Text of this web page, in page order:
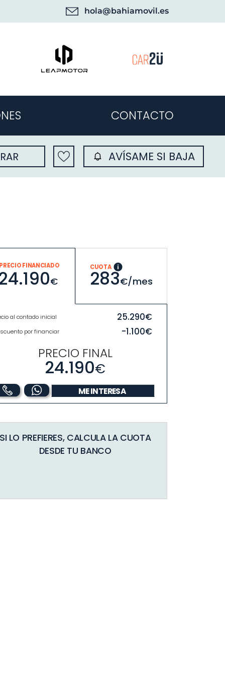
hola@bahiamovil.es
CONTACTO
AVÍSAME SI BAJA
PRECIO FINANCIADO
€
CUOTA
283€/mes
al contado inicial 25.290€
por financiar -1.100€
PRECIO FINAL
24.190€
ME INTERESA
SI LO PREFIERES, CALCULA LA CUOTA
DESDE TU BANCO